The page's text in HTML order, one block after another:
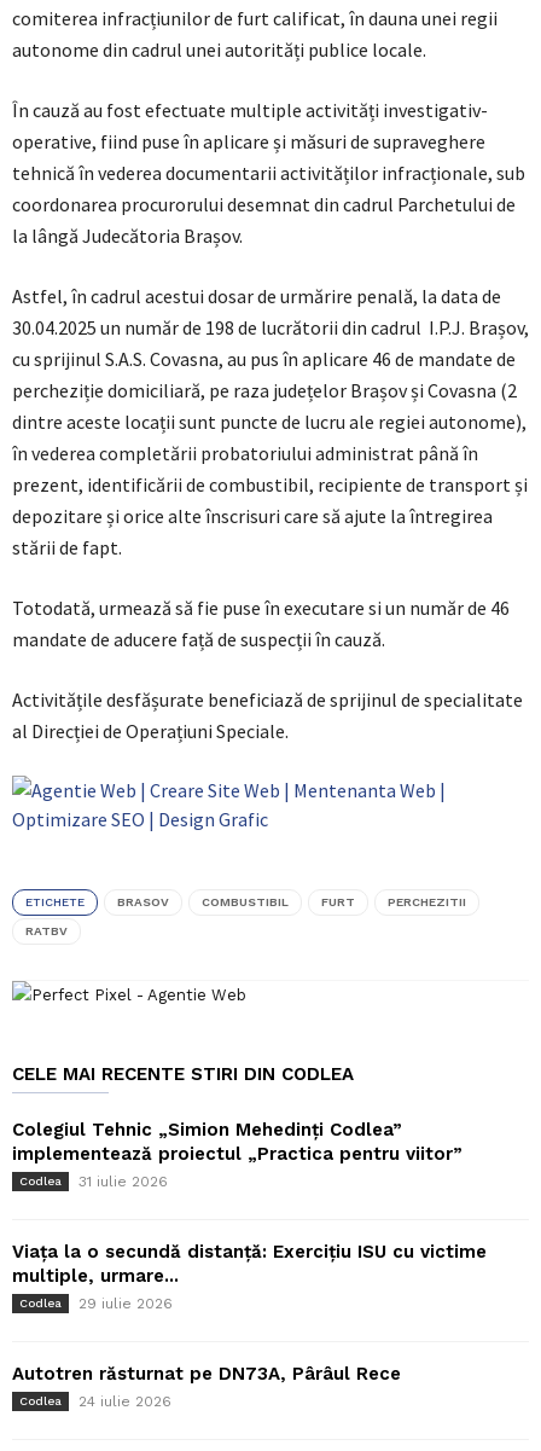
comiterea infracțiunilor de furt calificat, în dauna unei regii
autonome din cadrul unei autorități publice locale.
În cauză au fost efectuate multiple activități investigativ-
operative, fiind puse în aplicare și măsuri de supraveghere
tehnică în vederea documentarii activităților infracționale, sub
coordonarea procurorului desemnat din cadrul Parchetului de
la lângă Judecătoria Brașov.
Astfel, în cadrul acestui dosar de urmărire penală, la data de
30.04.2025 un număr de 198 de lucrătorii din cadrul I.P.J. Brașov,
cu sprijinul S.A.S. Covasna, au pus în aplicare 46 de mandate de
percheziție domiciliară, pe raza județelor Brașov și Covasna (2
dintre aceste locații sunt puncte de lucru ale regiei autonome),
în vederea completării probatoriului administrat până în
prezent, identificării de combustibil, recipiente de transport și
depozitare și orice alte înscrisuri care să ajute la întregirea
stării de fapt.
Totodată, urmează să fie puse în executare si un număr de 46
mandate de aducere față de suspecții în cauză.
Activitățile desfășurate beneficiază de sprijinul de specialitate
al Direcției de Operațiuni Speciale.
ETICHETE BRASOV COMBUSTIBIL FURT PERCHEZITII
RATBV
CELE MAI RECENTE STIRI DIN CODLEA
Colegiul Tehnic „Simion Mehedinți Codlea”
implementează proiectul „Practica pentru viitor”
Codlea 31 iulie 2026
Viața la o secundă distanță: Exercițiu ISU cu victime
multiple, urmare...
Codlea 29 iulie 2026
Autotren răsturnat pe DN73A, Pârâul Rece
Codlea 24 iulie 2026